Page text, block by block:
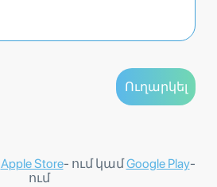
Apple Store- ում կամGoogle Play-
ում